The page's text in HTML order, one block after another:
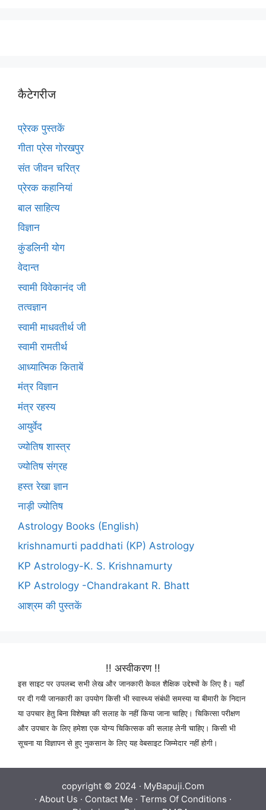
कैटेगरीज
प्रेरक पुस्तकें
गीता प्रेस गोरखपुर
संत जीवन चरित्र
प्रेरक कहानियां
बाल साहित्य
विज्ञान
कुंडलिनी योग
वेदान्त
स्वामी विवेकानंद जी
तत्वज्ञान
स्वामी माधवतीर्थ जी
स्वामी रामतीर्थ
आध्यात्मिक किताबें
मंत्र विज्ञान
मंत्र रहस्य
आयुर्वेद
ज्योतिष शास्त्र
ज्योतिष संग्रह
हस्त रेखा ज्ञान
नाड़ी ज्योतिष
Astrology Books (English)
krishnamurti paddhati (KP) Astrology
KP Astrology-K. S. Krishnamurty
KP Astrology -Chandrakant R. Bhatt
आश्रम की पुस्तकें
!! अस्वीकरण !!
इस साइट पर उपलब्द सभी लेख और जानकारी केवल शैक्षिक उद्देश्यों के लिए है। यहाँ
पर दी गयी जानकारी का उपयोग किसी भी स्वास्थ्य संबंधी समस्या या बीमारी के निदान
या उपचार हेतु बिना विशेषज्ञ की सलाह के नहीं किया जाना चाहिए। चिकित्सा परीक्षण
और उपचार के लिए हमेशा एक योग्य चिकित्सक की सलाह लेनी चाहिए। किसी भी
सूचना या विज्ञापन से हुए नुकसान के लिए यह वेबसाइट जिम्मेदार नहीं होगी।
copyright © 2024 · MyBapuji.Com
· About Us · Contact Me · Terms Of Conditions ·